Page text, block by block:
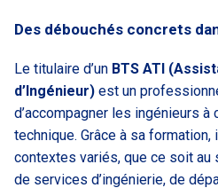
Des débouchés concrets
Le titulaire d’un BTS ATI
d’Ingénieur) est un
d’accompagner les ingénieurs à
technique. Grâce à sa
contextes variés, que ce soit au
de services d’ingénierie, de